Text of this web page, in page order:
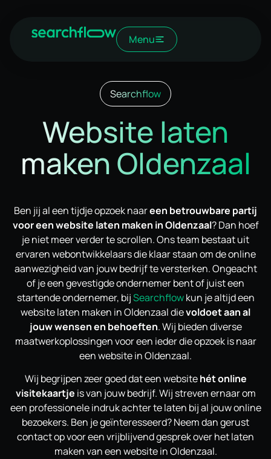
Menu
Searchflow
Website laten
maken Oldenzaal
Ben jij al een tijdje opzoek naareen betrouwbare partij
voor een website laten maken in Oldenzaal? Dan hoef
je niet meer verder te scrollen. Ons team bestaat uit
ervaren webontwikkelaars die klaar staan om de online
aanwezigheid van jouw bedrijf te versterken. Ongeacht
of je een gevestigde ondernemer bent of juist een
startende ondernemer, bijSearchflowkun je altijd een
website laten maken in Oldenzaal dievoldoet aan al
jouw wensen en behoeften. Wij bieden diverse
maatwerkoplossingen voor een ieder die opzoek is naar
een website in Oldenzaal.
Wij begrijpen zeer goed dat een websitehét online
visitekaartje is van jouw bedrijf. Wij streven ernaar om
een professionele indruk achter te laten bij al jouw online
bezoekers. Ben je geïnteresseerd? Neem dan gerust
contact op voor een vrijblijvend gesprek over het laten
maken van een website in Oldenzaal.